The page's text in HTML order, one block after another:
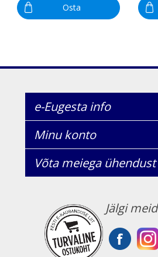
Osta
e-Eugesta info
Minu konto
Võta meiega ühendust
Jälgi meid